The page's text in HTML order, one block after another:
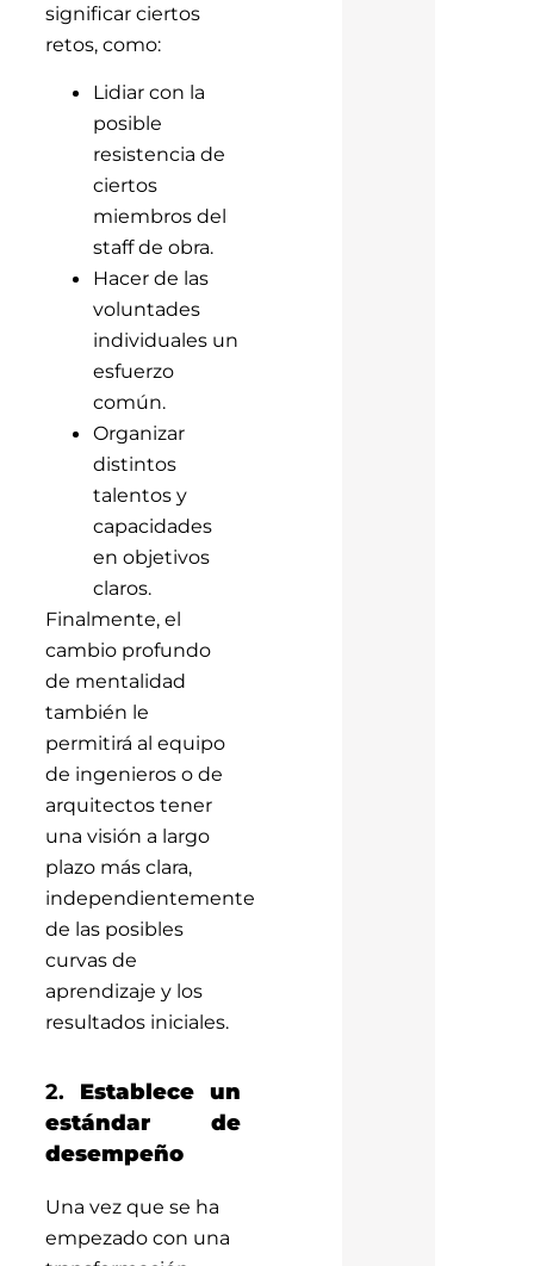
significar ciertos
retos, como:
Lidiar con la
posible
resistencia de
ciertos
miembros del
staff de obra.
Hacer de las
voluntades
individuales un
esfuerzo
común.
Organizar
distintos
talentos y
capacidades
en objetivos
claros.
Finalmente, el
cambio profundo
de mentalidad
también le
permitirá al equipo
de ingenieros o de
arquitectos tener
una visión a largo
plazo más clara,
independientemente
de las posibles
curvas de
aprendizaje y los
resultados iniciales.
2. Establece un
estándar de
desempeño
Una vez que se ha
empezado con una